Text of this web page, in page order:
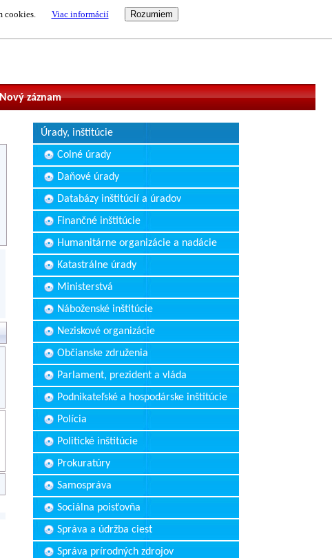
cookies. Viac informácií
Nový záznam
Úrady, inštitúcie
Colné úrady
Daňové úrady
Databázy inštitúcií a úradov
Finančné inštitúcie
Humanitárne organizácie a nadácie
Katastrálne úrady
Ministerstvá
Náboženské inštitúcie
Neziskové organizácie
Občianske združenia
Parlament, prezident a vláda
Podnikateľské a hospodárske inštitúcie
Polícia
Politické inštitúcie
Prokuratúry
Samospráva
Sociálna poisťovňa
Správa a údržba ciest
Správa prírodných zdrojov